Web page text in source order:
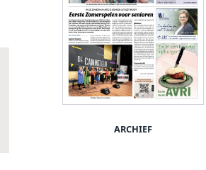
ARCHIEF